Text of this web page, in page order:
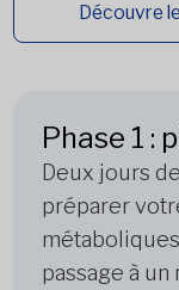
Découvre
Phase 1 :
Deux jours
préparer
passage à